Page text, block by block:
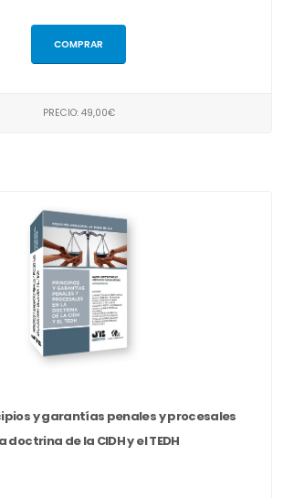
COMPRAR
PRECIO: 49,00€
y garantías penales y procesales
doctrina de la CIDH y el TEDH